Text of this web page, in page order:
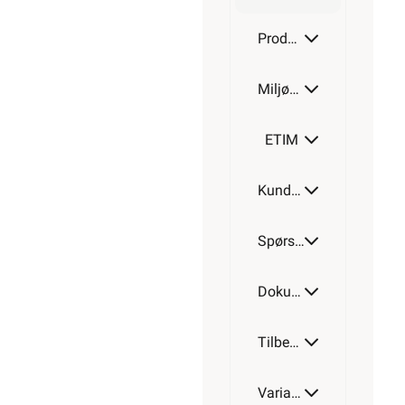
56,90
>1 000+
Min
valgt,
lagerstatus
32 butikker,